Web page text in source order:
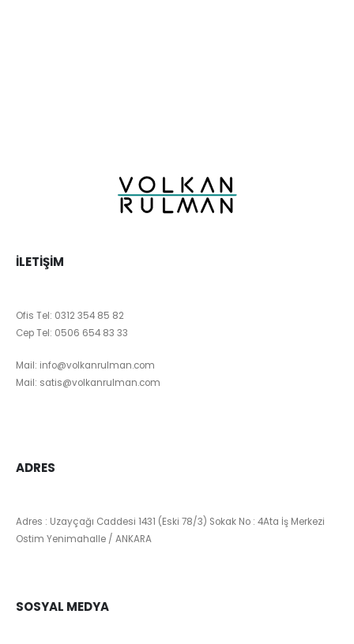
İLETIŞIM
Ofis Tel: 0312 354 85 82
Cep Tel: 0506 654 83 33
Mail: info@volkanrulman.com
Mail: satis@volkanrulman.com
ADRES
Adres : Uzayçağı Caddesi 1431 (Eski 78/3) Sokak No : 4Ata İş Merkezi
Ostim Yenimahalle / ANKARA
SOSYAL MEDYA